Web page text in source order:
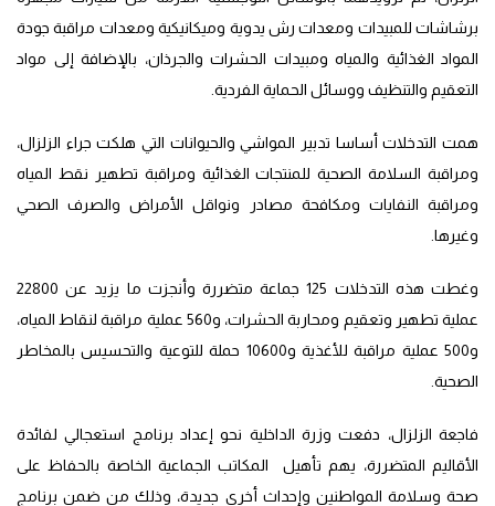
برشاشات للمبيدات ومعدات رش يدوية وميكانيكية ومعدات مراقبة جودة
المواد الغذائية والمياه ومبيدات الحشرات والجرذان، بالإضافة إلى مواد
التعقيم والتنظيف ووسائل الحماية الفردية.
همت التدخلات أساسا تدبير المواشي والحيوانات التي هلكت جراء الزلزال،
ومراقبة السلامة الصحية للمنتجات الغذائية ومراقبة تطهير نقط المياه
ومراقبة النفايات ومكافحة مصادر ونواقل الأمراض والصرف الصحي
وغيرها.
وغطت هذه التدخلات 125 جماعة متضررة وأنجزت ما يزيد عن 22800
عملية تطهير وتعقيم ومحاربة الحشرات، و560 عملية مراقبة لنقاط المياه،
و500 عملية مراقبة للأغذية و10600 حملة للتوعية والتحسيس بالمخاطر
الصحية.
فاجعة الزلزال، دفعت وزرة الداخلية نحو إعداد برنامج استعجالي لفائدة
الأقاليم المتضررة، يهم تأهيل المكاتب الجماعية الخاصة بالحفاظ على
صحة وسلامة المواطنين وإحداث أخرى جديدة، وذلك من ضمن برنامج